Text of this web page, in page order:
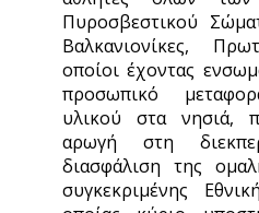
Πυροσβεστικού
Βαλκανιονίκες,
οποίοι έχοντας
προσωπικό
υλικού στα νησιά,
αρωγή στη
διασφάλιση της
συγκεκριμένης